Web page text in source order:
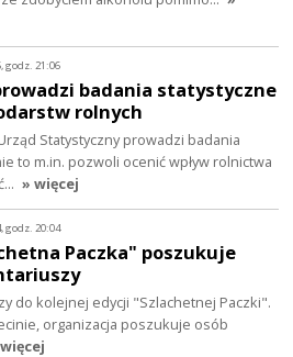
godz. 21:06
badania statystyczne
rolnych
Statystyczny prowadzi badania
to m.in. pozwoli ocenić wpływ rolnictwa
» więcej
godz. 20:04
Paczka" poszukuje
do kolejnej edycji "Szlachetnej Paczki".
organizacja poszukuje osób